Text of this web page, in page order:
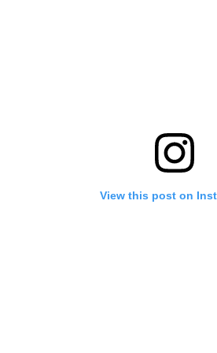
View this post on